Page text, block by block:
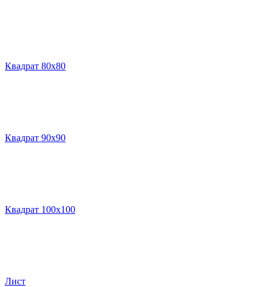
Квадрат 80х80
Квадрат 90х90
Квадрат 100х100
Лист